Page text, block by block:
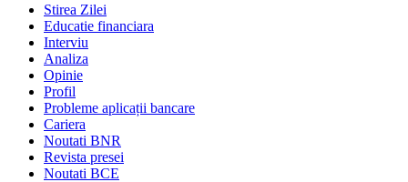
Stirea Zilei
Educatie financiara
Interviu
Analiza
Opinie
Profil
Probleme aplicații bancare
Cariera
Noutati BNR
Revista presei
Noutati BCE